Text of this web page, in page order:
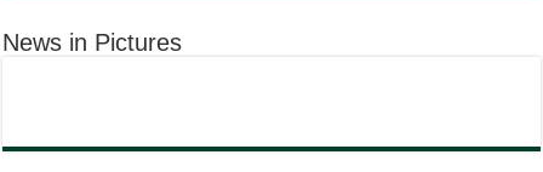
News in Pictures